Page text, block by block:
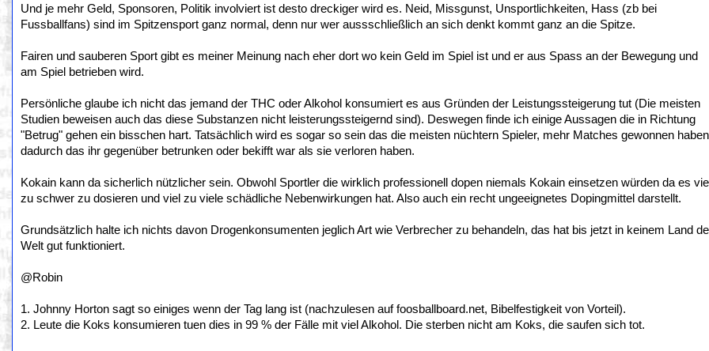
Und je mehr Geld, Sponsoren, Politik involviert ist desto dreckiger wird es. Neid, Missgunst, Unsportlichkeiten, Hass (zb bei
Fussballfans) sind im Spitzensport ganz normal, denn nur wer aussschließlich an sich denkt kommt ganz an die Spitze.
Fairen und sauberen Sport gibt es meiner Meinung nach eher dort wo kein Geld im Spiel ist und er aus Spass an der Bewegung und
am Spiel betrieben wird.
Persönliche glaube ich nicht das jemand der THC oder Alkohol konsumiert es aus Gründen der Leistungssteigerung tut (Die meisten
Studien beweisen auch das diese Substanzen nicht leisterungssteigernd sind). Deswegen finde ich einige Aussagen die in Richtung
"Betrug" gehen ein bisschen hart. Tatsächlich wird es sogar so sein das die meisten nüchtern Spieler, mehr Matches gewonnen haben
dadurch das ihr gegenüber betrunken oder bekifft war als sie verloren haben.
Kokain kann da sicherlich nützlicher sein. Obwohl Sportler die wirklich professionell dopen niemals Kokain einsetzen würden da es
zu schwer zu dosieren und viel zu viele schädliche Nebenwirkungen hat. Also auch ein recht ungeeignetes Dopingmittel darstellt.
Grundsätzlich halte ich nichts davon Drogenkonsumenten jeglich Art wie Verbrecher zu behandeln, das hat bis jetzt in keinem Land
Welt gut funktioniert.
@Robin
1. Johnny Horton sagt so einiges wenn der Tag lang ist (nachzulesen auf foosballboard.net, Bibelfestigkeit von Vorteil).
2. Leute die Koks konsumieren tuen dies in 99 % der Fälle mit viel Alkohol. Die sterben nicht am Koks, die saufen sich tot.